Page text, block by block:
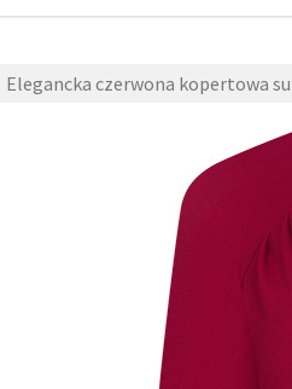
Elegancka czerwona kopertowa
zzmobi